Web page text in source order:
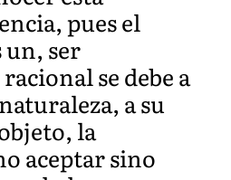
pues el
un, ser
se debe a
a su
la
aceptar sino